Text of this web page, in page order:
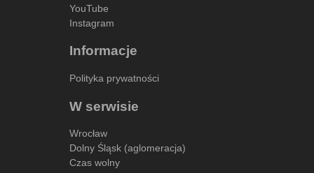
YouTube
Instagram
Informacje
Polityka prywatności
W serwisie
Wrocław
Dolny Śląsk (aglomeracja)
Czas wolny